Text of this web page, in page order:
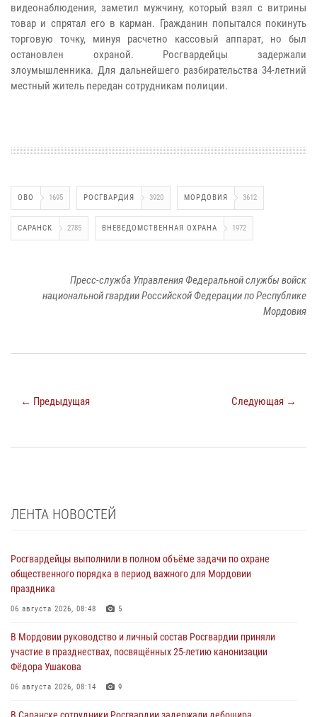
видеонаблюдения, заметил мужчину, который взял с витрины
товар и спрятал его в карман. Гражданин попытался покинуть
торговую точку, минуя расчетно кассовый аппарат, но был
остановлен охраной. Росгвардейцы задержали
злоумышленника. Для дальнейшего разбирательства 34-летний
местный житель передан сотрудникам полиции.
ОВО 1695 РОСГВАРДИЯ 3920 МОРДОВИЯ 3612
САРАНСК 2785 ВНЕВЕДОМСТВЕННАЯ ОХРАНА 1972
Пресс-служба Управления Федеральной службы войск
национальной гвардии Российской Федерации по Республике
Мордовия
← Предыдущая Следующая →
ЛЕНТА НОВОСТЕЙ
Росгвардейцы выполнили в полном объёме задачи по охране
общественного порядка в период важного для Мордовии
праздника
06 августа 2026, 08:48 5
В Мордовии руководство и личный состав Росгвардии приняли
участие в празднествах, посвящённых 25-летию канонизации
Фёдора Ушакова
06 августа 2026, 08:14 9
В Саранске сотрудники Росгвардии задержали дебошира,